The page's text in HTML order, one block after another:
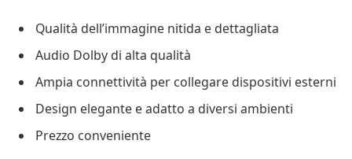
Qualità dell’immagine nitida e dettagliata
Audio Dolby di alta qualità
Ampia connettività per collegare dispositivi esterni
Design elegante e adatto a diversi ambienti
Prezzo conveniente